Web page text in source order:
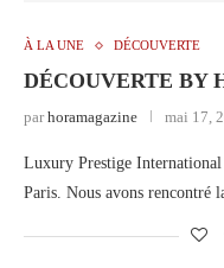
À LA UNE DÉCOUVERTE
DÉCOUVERTE BY
parhoramagazine mai 17,
Luxury Prestige International
Paris. Nous avons